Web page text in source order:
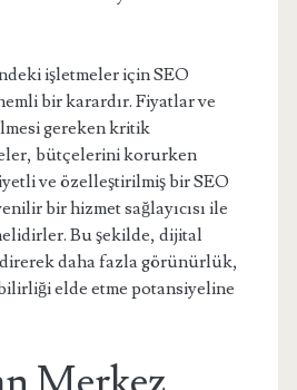
işletmeler için SEO
bir karardır. Fiyatlar ve
gereken kritik
bütçelerini korurken
ve özelleştirilmiş bir SEO
bir hizmet sağlayıcısı ile
Bu şekilde, dijital
daha fazla görünürlük,
elde etme potansiyeline